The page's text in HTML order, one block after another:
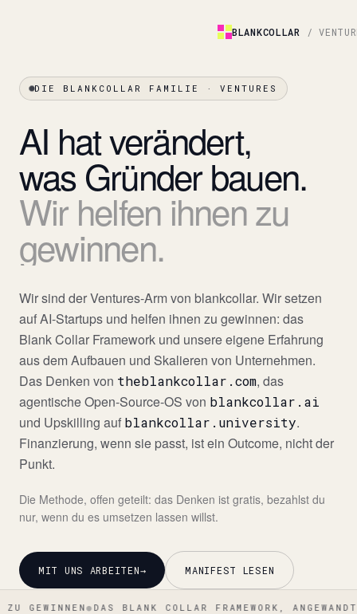
BLANKCOLLAR /
DIE BLANKCOLLAR FAMILIE · VENTURES
AI hatverändert,
wasGründerbauen.
Wir helfen ihnenzu
gewinnen.
Wir sind der Ventures-Arm von blankcollar. Wir setzen
auf AI-Startups und helfen ihnen zu gewinnen: das
Blank Collar Framework und unsere eigene Erfahrung
aus dem Aufbauen und Skalieren von Unternehmen.
Das Denken von theblankcollar.com, das
agentische Open-Source-OS von blankcollar.ai
und Upskilling auf blankcollar.university.
Finanzierung, wenn sie passt, ist ein Outcome, nicht der
Punkt.
Die Methode, offen geteilt: das Denken ist gratis, bezahlst du
nur, wenn du es umsetzen lassen willst.
MIT UNS ARBEITEN→ MANIFEST LESEN
●DAS BLANK COLLAR FRAMEWORK, ANGEWANDT●